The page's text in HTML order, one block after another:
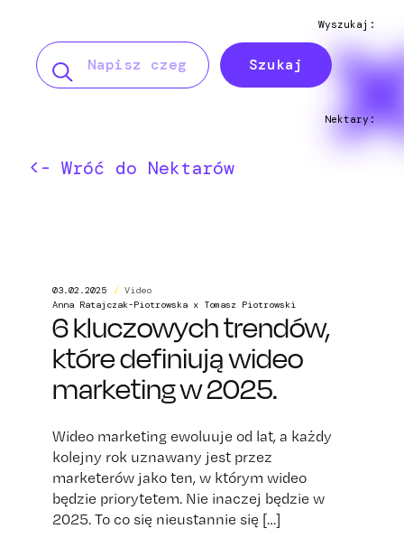
Wyszukaj:
Szukaj:
Nektary:
<- Wróć do Nektarów
03.02.2025 / Video
Anna Ratajczak-Piotrowska x Tomasz Piotrowski
6 kluczowych trendów,
które definiują wideo
marketing w 2025.
Wideo marketing ewoluuje od lat, a każdy
kolejny rok uznawany jest przez
marketerów jako ten, w którym wideo
będzie priorytetem. Nie inaczej będzie w
2025. To co się nieustannie się […]